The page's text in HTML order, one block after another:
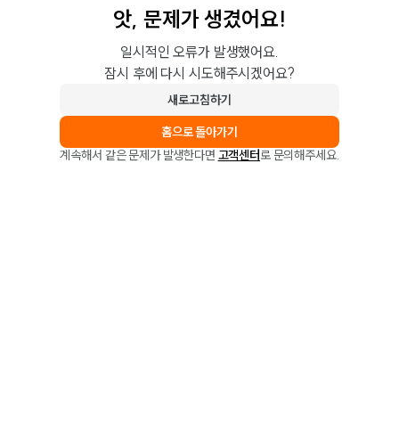
앗, 문제가 생겼어요!
일시적인 오류가 발생했어요.
잠시 후에 다시 시도해주시겠어요?
새로고침하기
홈으로 돌아가기
계속해서 같은 문제가 발생한다면 고객센터로 문의해주세요.